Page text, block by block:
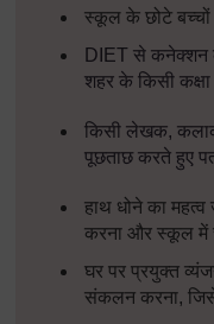
स्कूल के छोटे बच्चों
DIETसे कनेक्शन
शहर के किसी
किसी लेखक,
पूछताछ करते हुए
हाथ धोने का महत्व
करना और स्कूल में
घर पर प्रयुक्त
संकलन करना,